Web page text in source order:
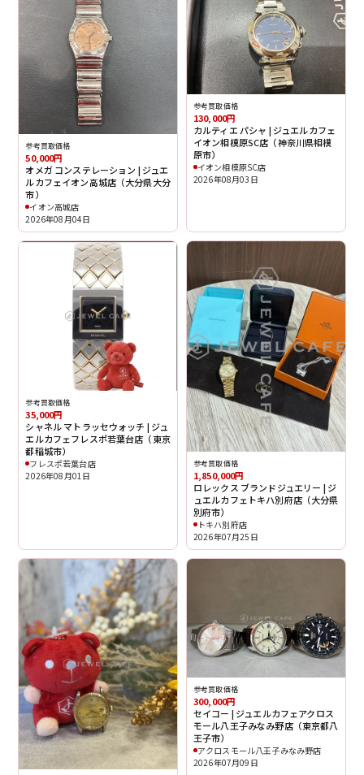
参考買取価格
50,000円
オメガ コンステレーション | ジュエ
ルカフェイオン高城店（大分県大分
市）
イオン高城店
2026年08月04日
参考買取価格
130,000円
カルティエ パシャ | ジュエルカフェ
イオン相模原SC店（神奈川県相模
原市）
イオン相模原SC店
2026年08月03日
参考買取価格
35,000円
シャネル マトラッセウォッチ | ジュ
エルカフェフレスポ若葉台店（東京
都稲城市）
フレスポ若葉台店
2026年08月01日
参考買取価格
1,850,000円
ロレックス ブランドジュエリー | ジ
ュエルカフェトキハ別府店（大分県
別府市）
トキハ別府店
2026年07月25日
参考買取価格
300,000円
セイコー | ジュエルカフェアクロス
モール八王子みなみ野店（東京都八
王子市）
アクロスモール八王子みなみ野店
2026年07月09日